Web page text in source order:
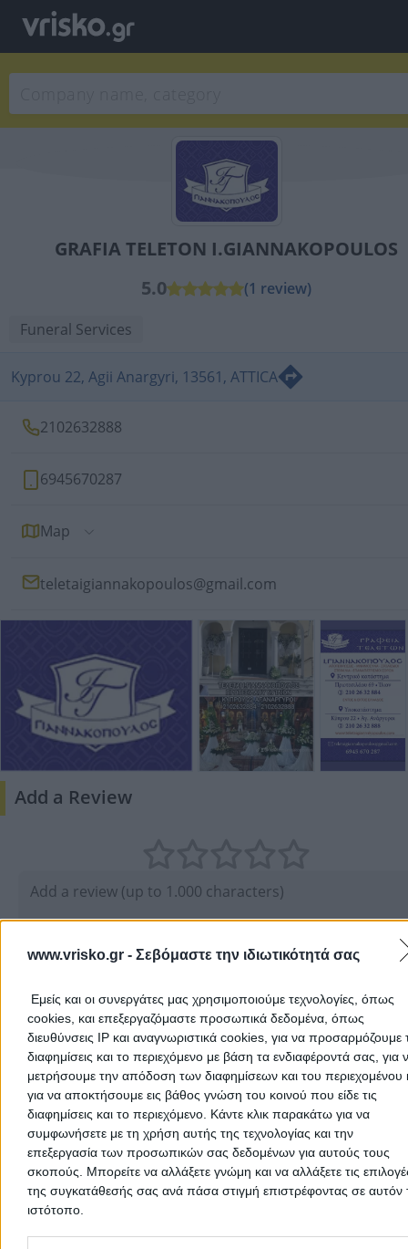
www.vrisko.gr - Σεβόμαστε την ιδιωτικότητά σας
Εμείς και οι συνεργάτες μας χρησιμοποιούμε τεχνολογίες, όπως
cookies, και επεξεργαζόμαστε προσωπικά δεδομένα, όπως
διευθύνσεις IP και αναγνωριστικά cookies, για να προσαρμόζουμε
διαφημίσεις και το περιεχόμενο με βάση τα ενδιαφέροντά σας, για
μετρήσουμε την απόδοση των διαφημίσεων και του περιεχομένου
για να αποκτήσουμε εις βάθος γνώση του κοινού που είδε τις
διαφημίσεις και το περιεχόμενο. Κάντε κλικ παρακάτω για να
συμφωνήσετε με τη χρήση αυτής της τεχνολογίας και την
επεξεργασία των προσωπικών σας δεδομένων για αυτούς τους
σκοπούς. Μπορείτε να αλλάξετε γνώμη και να αλλάξετε τις
της συγκατάθεσής σας ανά πάσα στιγμή επιστρέφοντας σε αυτόν
ιστότοπο.
Please note that this website/app uses one or more Google
GRAFIA TELETON I.GIANNAKOPOULOS
5.0
(1 review)
Funeral Services
Kyprou 22, Agii Anargyri, 13561, ATTICA
2102632888
6945670287
Map
teletaigiannakopoulos@gmail.com
Add a Review
Submit review
User Reviews
1
0
0
5.0